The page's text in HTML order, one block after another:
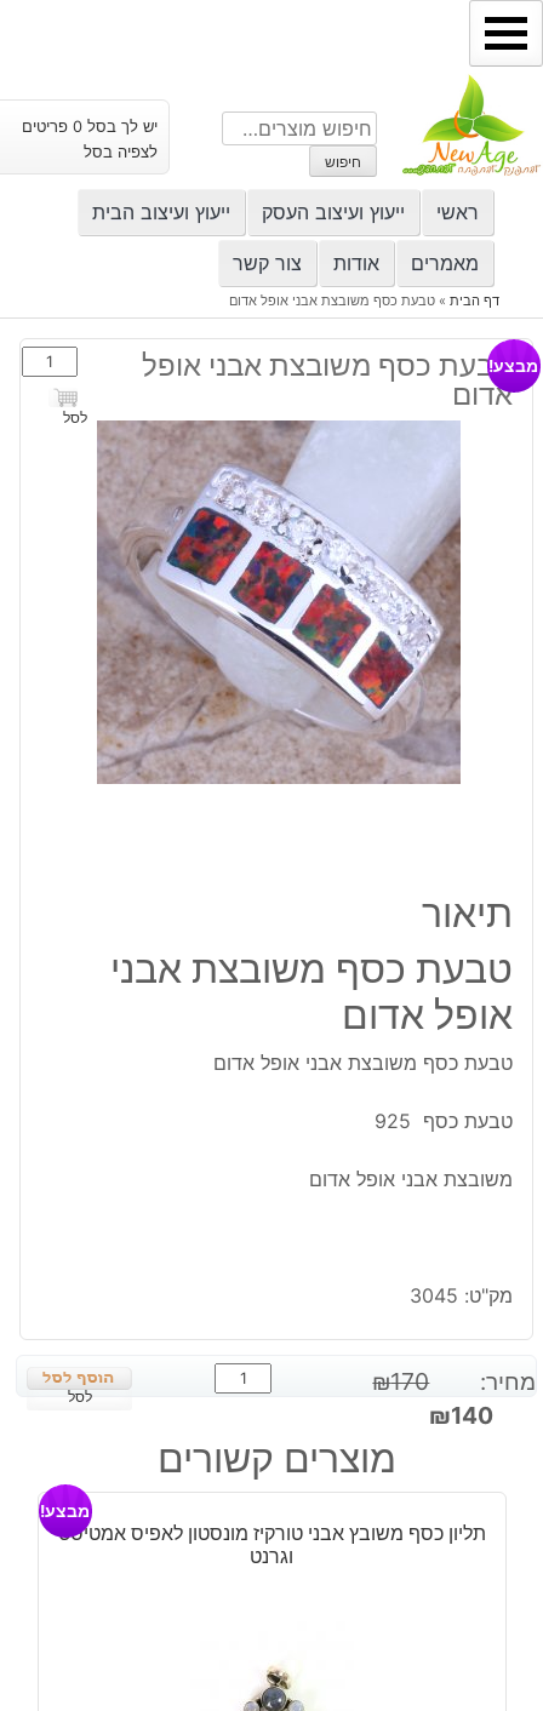
דילוג
לתוכן
חיפוש
עבור:
חיפוש
יש לך בסל 0 פריטים
לצפיה בסל
ראשי ייעוץ ועיצוב העסק ייעוץ ועיצוב הבית
מאמרים אודות צור קשר
דף הבית» טבעת כסף משובצת אבני אופל אדום
טבעת כסף משובצת אבני אופל
אדום
כמות
של
טבעת
לסל
מבצע!
תיאור
טבעת כסף משובצת אבני
אופל אדום
טבעת כסף משובצת אבני אופל אדום
טבעת כסף 925
משובצת אבני אופל אדום
מק"ט: 3045
מחיר: ₪170
המחיר
₪140
המחיר
הנוכחי
הוא:
כמות
של
כסף
משובצת
אופל
לסל
מוצרים קשורים
תליון כסף משובץ אבני טורקיז מונסטון לאפיס אמטיסט
וגרנט
מבצע!